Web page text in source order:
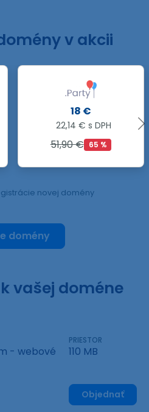
v akcii
18,99 €
23,36 € s DPH
21,99 € 14 %
novej domény
domény
vašej doméne
- webové
PRIESTOR
110 MB
Objednať